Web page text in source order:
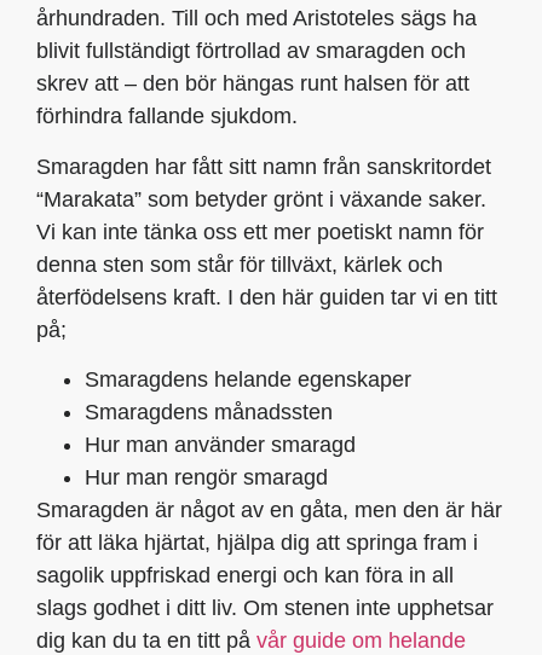
århundraden. Till och med Aristoteles sägs ha
blivit fullständigt förtrollad av smaragden och
skrev att – den bör hängas runt halsen för att
förhindra fallande sjukdom.
Smaragden har fått sitt namn från sanskritordet
“Marakata” som betyder grönt i växande saker.
Vi kan inte tänka oss ett mer poetiskt namn för
denna sten som står för tillväxt, kärlek och
återfödelsens kraft. I den här guiden tar vi en titt
på;
Smaragdens helande egenskaper
Smaragdens månadssten
Hur man använder smaragd
Hur man rengör smaragd
Smaragden är något av en gåta, men den är här
för att läka hjärtat, hjälpa dig att springa fram i
sagolik uppfriskad energi och kan föra in all
slags godhet i ditt liv. Om stenen inte upphetsar
dig kan du ta en titt på vår guide om helande